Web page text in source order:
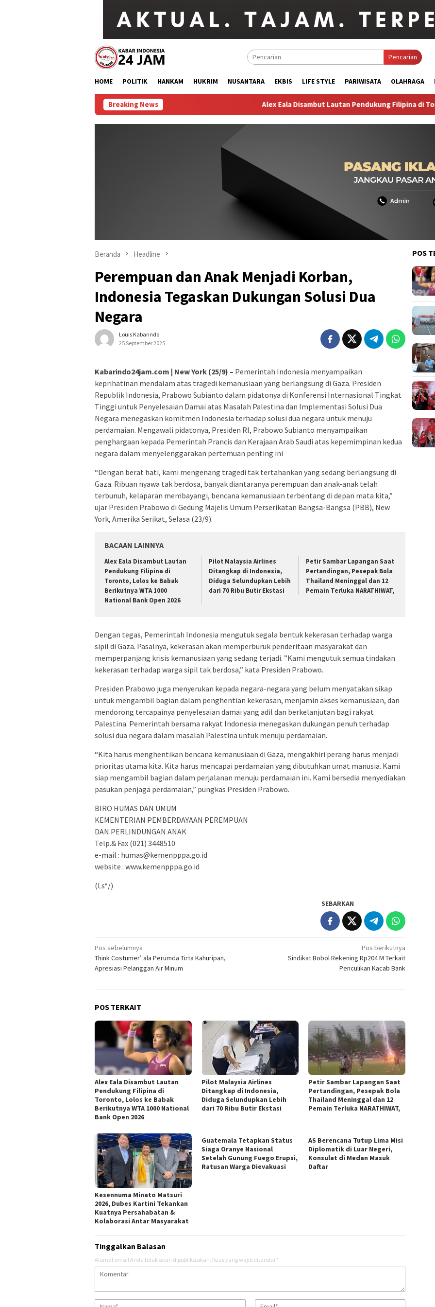
Pencarian
HOME POLITIK HANKAM HUKRIM NUSANTARA EKBIS LIFE STYLE PARIWISATA OLAHRAGA
Breaking News Alex Eala Disambut Lautan Pendukung Filipina di Toronto,
Beranda Headline
Perempuan dan Anak Menjadi Korban,
Indonesia Tegaskan Dukungan Solusi Dua
Negara
Louis Kabarindo
25 September 2025
Kabarindo24jam.com | New York (25/9) – Pemerintah Indonesia menyampaikan
keprihatinan mendalam atas tragedi kemanusiaan yang berlangsung di Gaza. Presiden
Republik Indonesia, Prabowo Subianto dalam pidatonya di Konferensi Internasional Tingkat
Tinggi untuk Penyelesaian Damai atas Masalah Palestina dan Implementasi Solusi Dua
Negara menegaskan komitmen Indonesia terhadap solusi dua negara untuk menuju
perdamaian. Mengawali pidatonya, Presiden RI, Prabowo Subianto menyampaikan
penghargaan kepada Pemerintah Prancis dan Kerajaan Arab Saudi atas kepemimpinan kedua
negara dalam menyelenggarakan pertemuan penting ini
“Dengan berat hati, kami mengenang tragedi tak tertahankan yang sedang berlangsung di
Gaza. Ribuan nyawa tak berdosa, banyak diantaranya perempuan dan anak-anak telah
terbunuh, kelaparan membayangi, bencana kemanusiaan terbentang di depan mata kita,”
ujar Presiden Prabowo di Gedung Majelis Umum Perserikatan Bangsa-Bangsa (PBB), New
York, Amerika Serikat, Selasa (23/9).
BACAAN LAINNYA
Alex Eala Disambut Lautan
Pendukung Filipina di
Toronto, Lolos ke Babak
Berikutnya WTA 1000
National Bank Open 2026
Pilot Malaysia Airlines
Ditangkap di Indonesia,
Diduga Selundupkan Lebih
dari 70 Ribu Butir Ekstasi
Petir Sambar Lapangan Saat
Pertandingan, Pesepak Bola
Thailand Meninggal dan 12
Pemain Terluka NARATHIWAT,
Dengan tegas, Pemerintah Indonesia mengutuk segala bentuk kekerasan terhadap warga
sipil di Gaza. Pasalnya, kekerasan akan memperburuk penderitaan masyarakat dan
memperpanjang krisis kemanusiaan yang sedang terjadi. ”Kami mengutuk semua tindakan
kekerasan terhadap warga sipil tak berdosa,” kata Presiden Prabowo.
Presiden Prabowo juga menyerukan kepada negara-negara yang belum menyatakan sikap
untuk mengambil bagian dalam penghentian kekerasan, menjamin akses kemanusiaan, dan
mendorong tercapainya penyelesaian damai yang adil dan berkelanjutan bagi rakyat
Palestina. Pemerintah bersama rakyat Indonesia menegaskan dukungan penuh terhadap
solusi dua negara dalam masalah Palestina untuk menuju perdamaian.
“Kita harus menghentikan bencana kemanusiaan di Gaza, mengakhiri perang harus menjadi
prioritas utama kita. Kita harus mencapai perdamaian yang dibutuhkan umat manusia. Kami
siap mengambil bagian dalam perjalanan menuju perdamaian ini. Kami bersedia menyediakan
pasukan penjaga perdamaian,” pungkas Presiden Prabowo.
BIRO HUMAS DAN UMUM
KEMENTERIAN PEMBERDAYAAN PEREMPUAN
DAN PERLINDUNGAN ANAK
Telp.& Fax (021) 3448510
e-mail : humas@kemenpppa.go.id
website : www.kemenpppa.go.id
(Ls*/)
SEBARKAN
Navigasi
pos
Pos sebelumnya
Think Costumer’ ala Perumda Tirta Kahuripan,
Apresiasi Pelanggan Air Minum
Pos berikutnya
Sindikat Bobol Rekening Rp204 M Terkait
Penculikan Kacab Bank
POS TERKAIT
Alex Eala Disambut Lautan
Pendukung Filipina di
Toronto, Lolos ke Babak
Berikutnya WTA 1000 National
Bank Open 2026
Pilot Malaysia Airlines
Ditangkap di Indonesia,
Diduga Selundupkan Lebih
dari 70 Ribu Butir Ekstasi
Petir Sambar Lapangan Saat
Pertandingan, Pesepak Bola
Thailand Meninggal dan 12
Pemain Terluka NARATHIWAT,
Kesennuma Minato Matsuri
2026, Dubes Kartini Tekankan
Kuatnya Persahabatan &
Kolaborasi Antar Masyarakat
Guatemala Tetapkan Status
Siaga Oranye Nasional
Setelah Gunung Fuego Erupsi,
Ratusan Warga Dievakuasi
AS Berencana Tutup Lima Misi
Diplomatik di Luar Negeri,
Konsulat di Medan Masuk
Daftar
Tinggalkan Balasan
Alamat email Anda tidak akan dipublikasikan. Ruas yang wajib ditandai *
POS